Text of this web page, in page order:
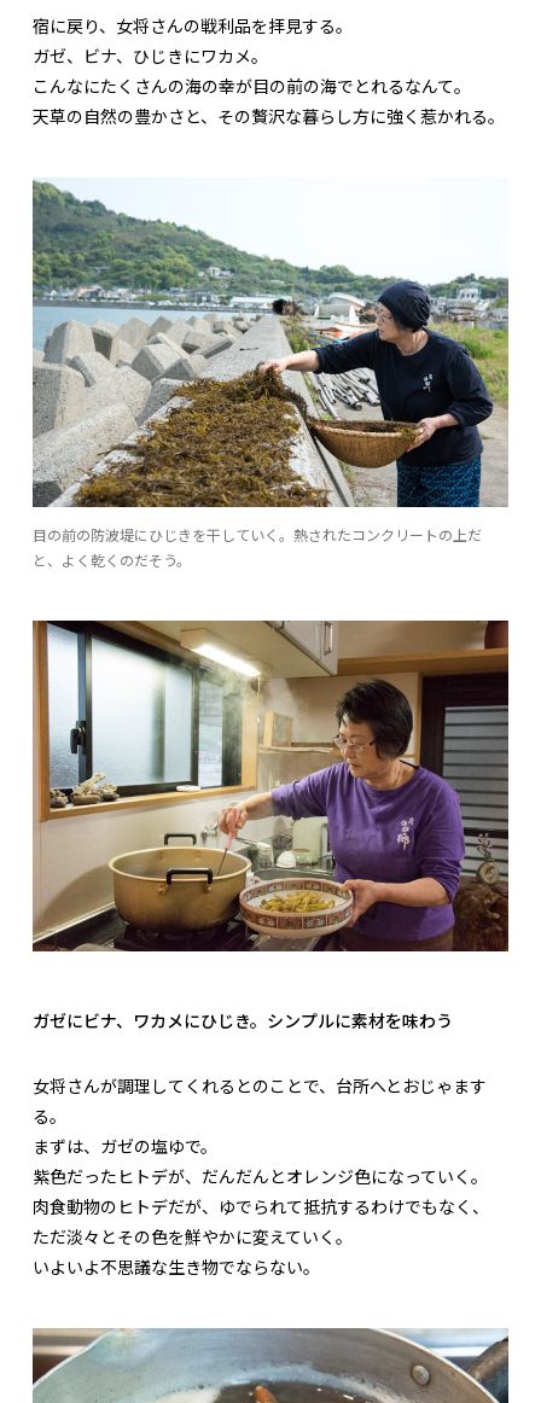
宿に戻り、女将さんの戦利品を拝見する。
ガゼ、ビナ、ひじきにワカメ。
こんなにたくさんの海の幸が目の前の海でとれるなんて。
天草の自然の豊かさと、その贅沢な暮らし方に強く惹かれる。
目の前の防波堤にひじきを干していく。熱されたコンクリートの上だ
と、よく乾くのだそう。
ガゼにビナ、ワカメにひじき。シンプルに素材を味わう
女将さんが調理してくれるとのことで、台所へとおじゃます
る。
まずは、ガゼの塩ゆで。
紫色だったヒトデが、だんだんとオレンジ色になっていく。
肉食動物のヒトデだが、ゆでられて抵抗するわけでもなく、
ただ淡々とその色を鮮やかに変えていく。
いよいよ不思議な生き物でならない。